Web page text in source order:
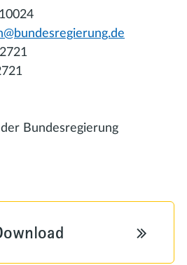
Bundesregierung